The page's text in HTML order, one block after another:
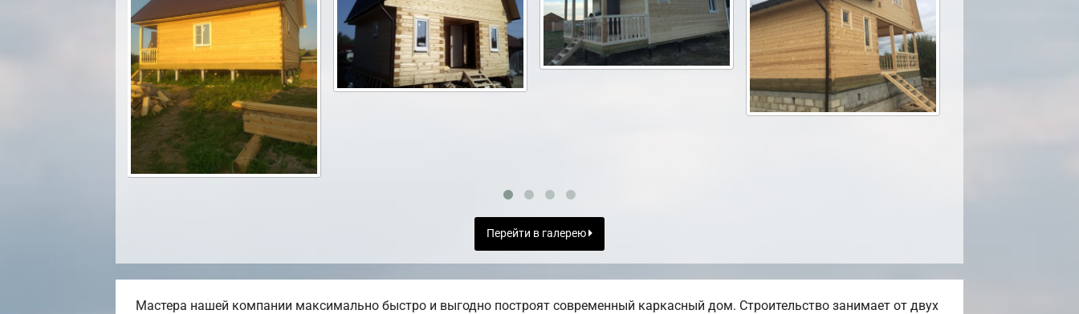
Перейти в галерею
Мастера нашей компании максимально быстро и выгодно построят современный каркасный дом. Строительство занимает от двух